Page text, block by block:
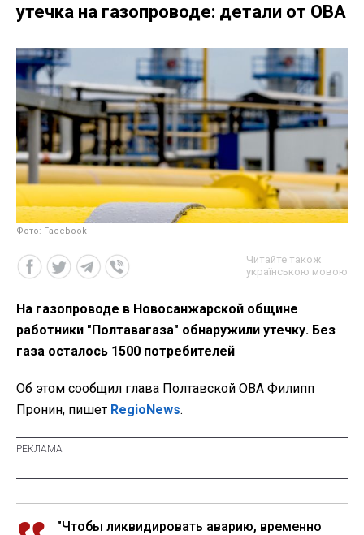
утечка на газопроводе: детали от ОВА
Фото: Facebook
Читайте також
українською мовою
На газопроводе в Новосанжарской общине
работники "Полтавагаза" обнаружили утечку. Без
газа осталось 1500 потребителей
Об этом сообщил глава Полтавской ОВА Филипп
Пронин, пишет RegioNews.
"Чтобы ликвидировать аварию, временно